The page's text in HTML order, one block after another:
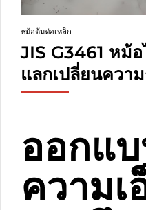
หม้อต้มท่อเหล็ก
JIS G3461 หม้
แลกเปลี่ยนควา
ออกแ
ความ